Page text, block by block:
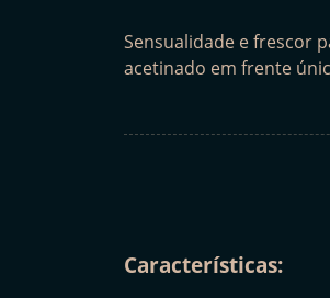
Sensualidade e frescor
acetinado em frente
Características: